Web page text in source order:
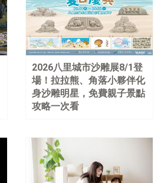
2026八里城市沙雕展8/1登
場！拉拉熊、角落小夥伴化
身沙雕明星，免費親子景點
攻略一次看